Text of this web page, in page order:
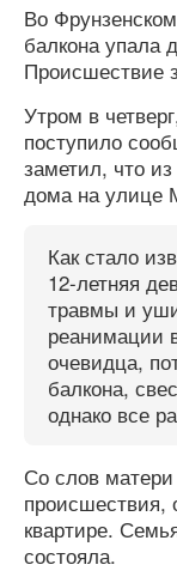
Во
балкона упала
Происшествие
Утром в
поступило
заметил, что
дома на улице
Как стало
12-летняя
травмы и
реанимации
очевидца,
балкона,
однако все
Со слов
происшествия,
квартире.
состояла.